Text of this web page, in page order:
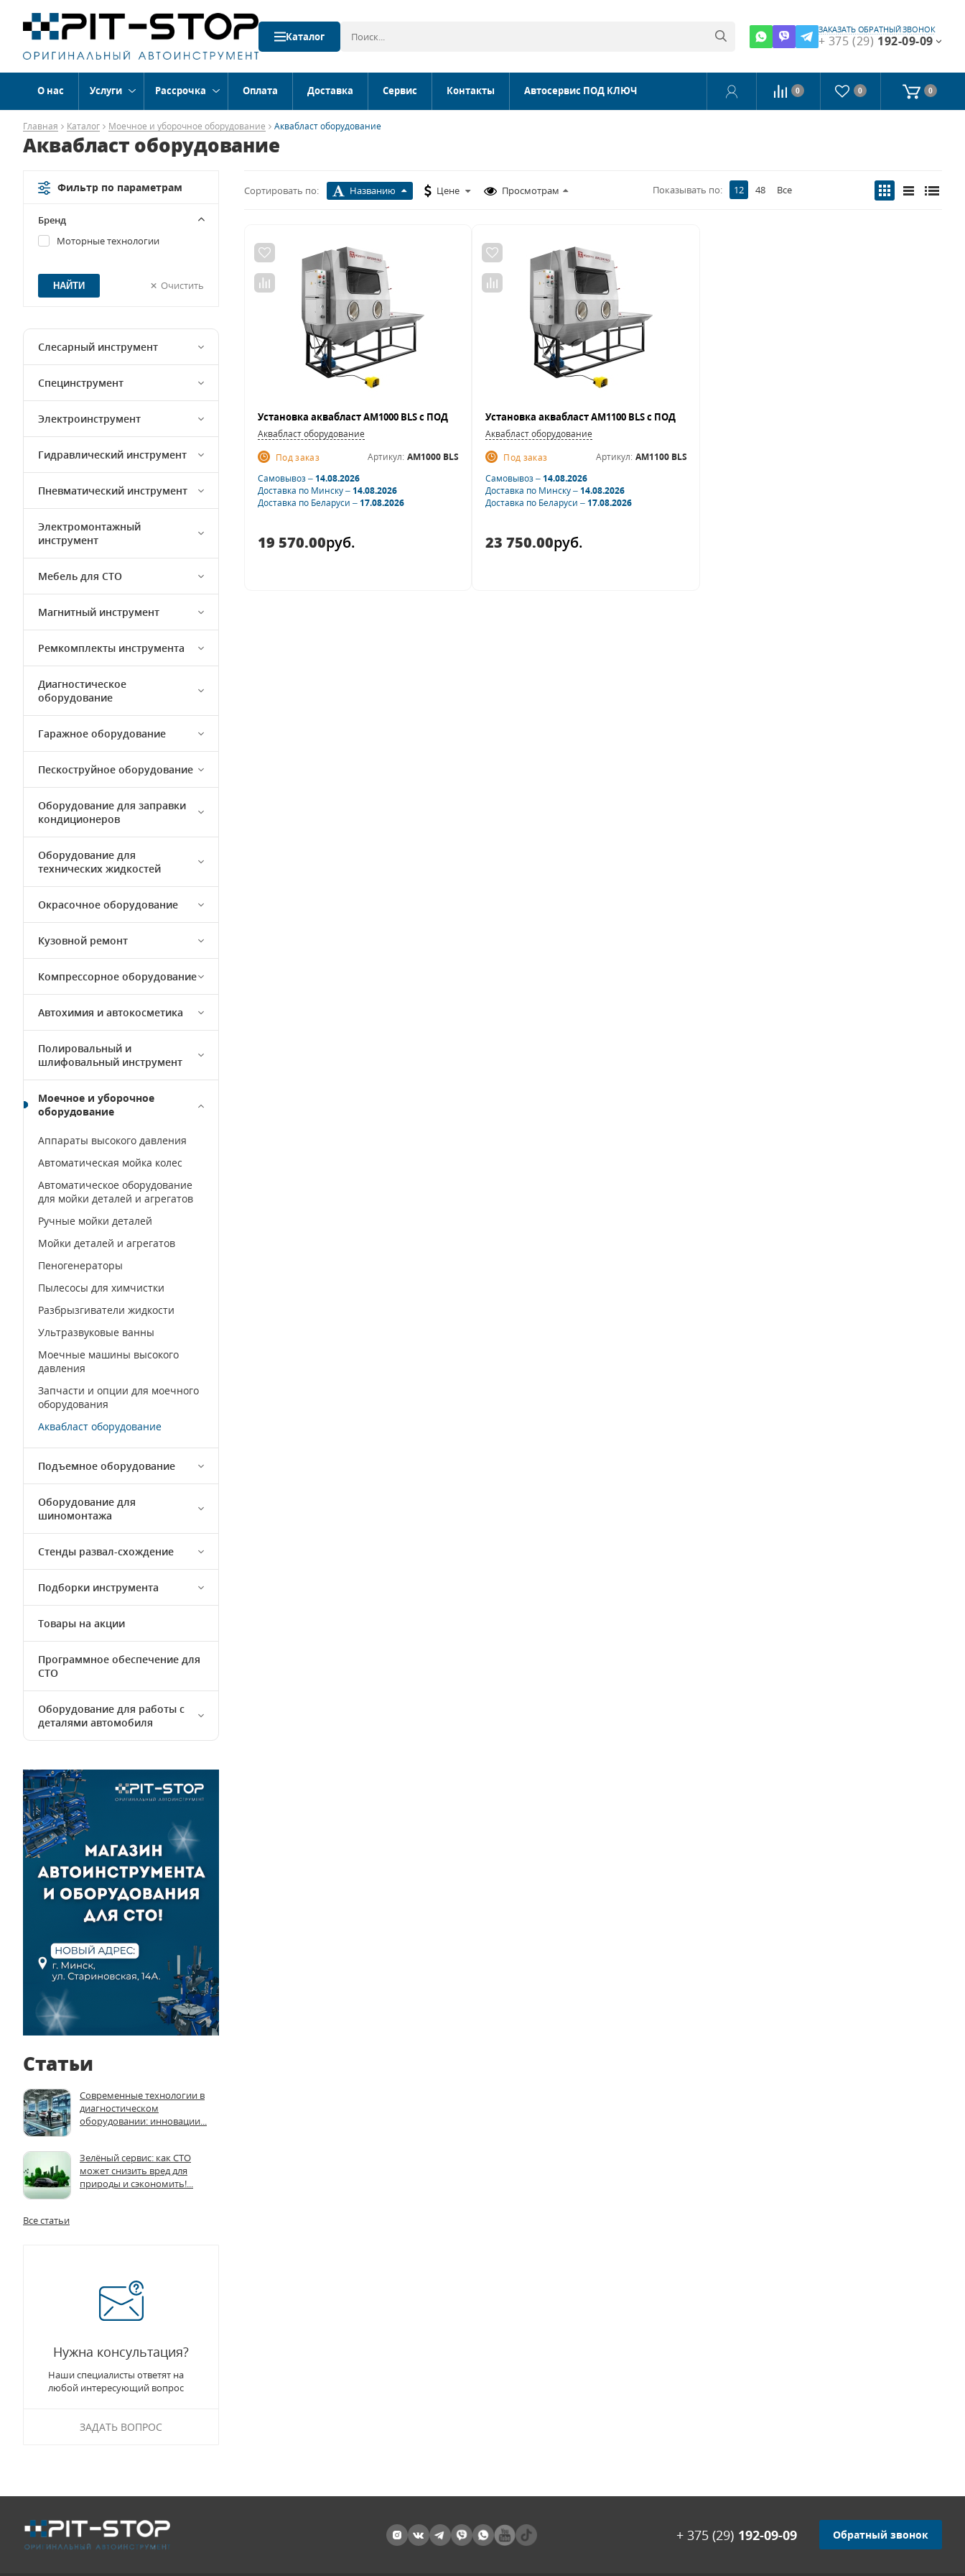
Каталог
ЗАКАЗАТЬ ОБРАТНЫЙ ЗВОНОК
+ 375 (29) 192-09-09
О нас Услуги Рассрочка Оплата Доставка Сервис Контакты Автосервис ПОД КЛЮЧ 0 0 0
Главная Каталог Моечное и уборочное оборудование Аквабласт оборудование
Аквабласт оборудование
Фильтр по параметрам
Бренд
Моторные технологии
Очистить
Слесарный инструмент
Специнструмент
Электроинструмент
Гидравлический инструмент
Пневматический инструмент
Электромонтажный
инструмент
Мебель для СТО
Магнитный инструмент
Ремкомплекты инструмента
Диагностическое
оборудование
Гаражное оборудование
Пескоструйное оборудование
Оборудование для заправки
кондиционеров
Оборудование для
технических жидкостей
Окрасочное оборудование
Кузовной ремонт
Компрессорное оборудование
Автохимия и автокосметика
Полировальный и
шлифовальный инструмент
Моечное и уборочное
оборудование
Аппараты высокого давления
Автоматическая мойка колес
Автоматическое оборудование
для мойки деталей и агрегатов
Ручные мойки деталей
Мойки деталей и агрегатов
Пеногенераторы
Пылесосы для химчистки
Разбрызгиватели жидкости
Ультразвуковые ванны
Моечные машины высокого
давления
Запчасти и опции для моечного
оборудования
Аквабласт оборудование
Подъемное оборудование
Оборудование для
шиномонтажа
Стенды развал-схождение
Подборки инструмента
Товары на акции
Программное обеспечение для
СТО
Оборудование для работы с
деталями автомобиля
Статьи
Современные технологии в
диагностическом
оборудовании: инновации...
Зелёный сервис: как СТО
может снизить вред для
природы и сэкономить!...
Все статьи
Нужна консультация?
Наши специалисты ответят на
любой интересующий вопрос
ЗАДАТЬ ВОПРОС
Сортировать по: Названию Цене Просмотрам Показывать по: 12 48 Все
Установка аквабласт AM1000 BLS с ПОД
Аквабласт оборудование
Под заказ
Артикул: AM1000 BLS
Самовывоз –14.08.2026
Доставка по Минску –14.08.2026
Доставка по Беларуси –17.08.2026
19 570.00руб.
Установка аквабласт AM1100 BLS с ПОД
Аквабласт оборудование
Под заказ
Артикул: AM1100 BLS
Самовывоз –14.08.2026
Доставка по Минску –14.08.2026
Доставка по Беларуси –17.08.2026
23 750.00руб.
+ 375 (29) 192-09-09 Обратный звонок